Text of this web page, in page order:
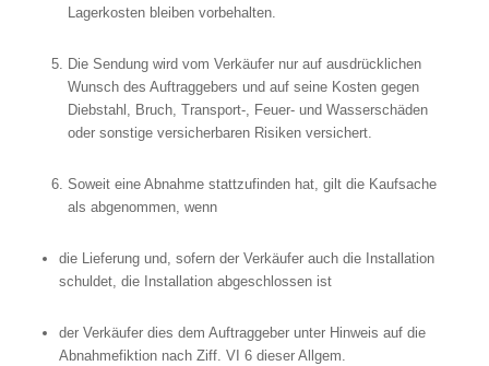
Lagerkosten bleiben vorbehalten.
Die Sendung wird vom Verkäufer nur auf ausdrücklichen
Wunsch des Auftraggebers und auf seine Kosten gegen
Diebstahl, Bruch, Transport-, Feuer- und Wasserschäden
oder sonstige versicherbaren Risiken versichert.
Soweit eine Abnahme stattzufinden hat, gilt die Kaufsache
als abgenommen, wenn
die Lieferung und, sofern der Verkäufer auch die Installation
schuldet, die Installation abgeschlossen ist
der Verkäufer dies dem Auftraggeber unter Hinweis auf die
Abnahmefiktion nach Ziff. VI 6 dieser Allgem.